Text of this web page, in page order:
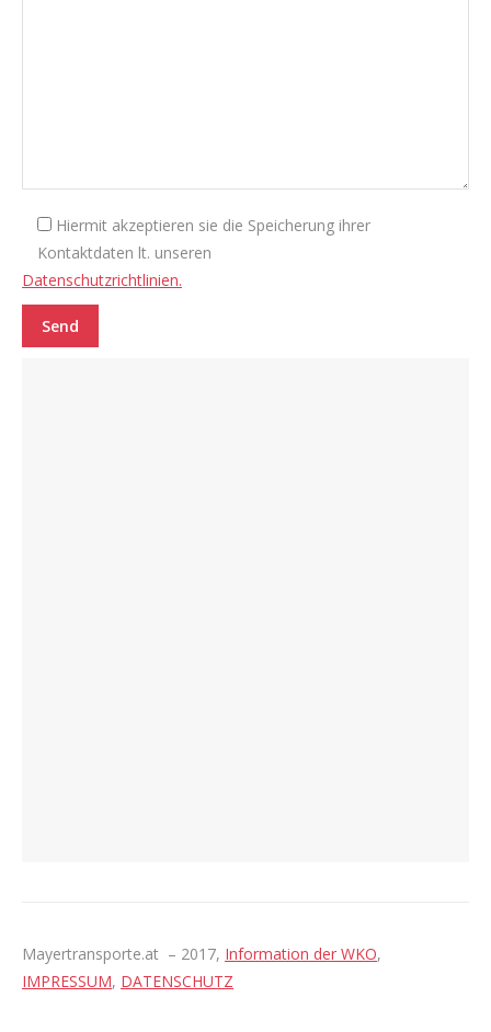
Hiermit akzeptieren sie die Speicherung ihrer
Kontaktdaten lt. unseren
Datenschutzrichtlinien.
Mayertransporte.at – 2017, Information der WKO,
IMPRESSUM, DATENSCHUTZ